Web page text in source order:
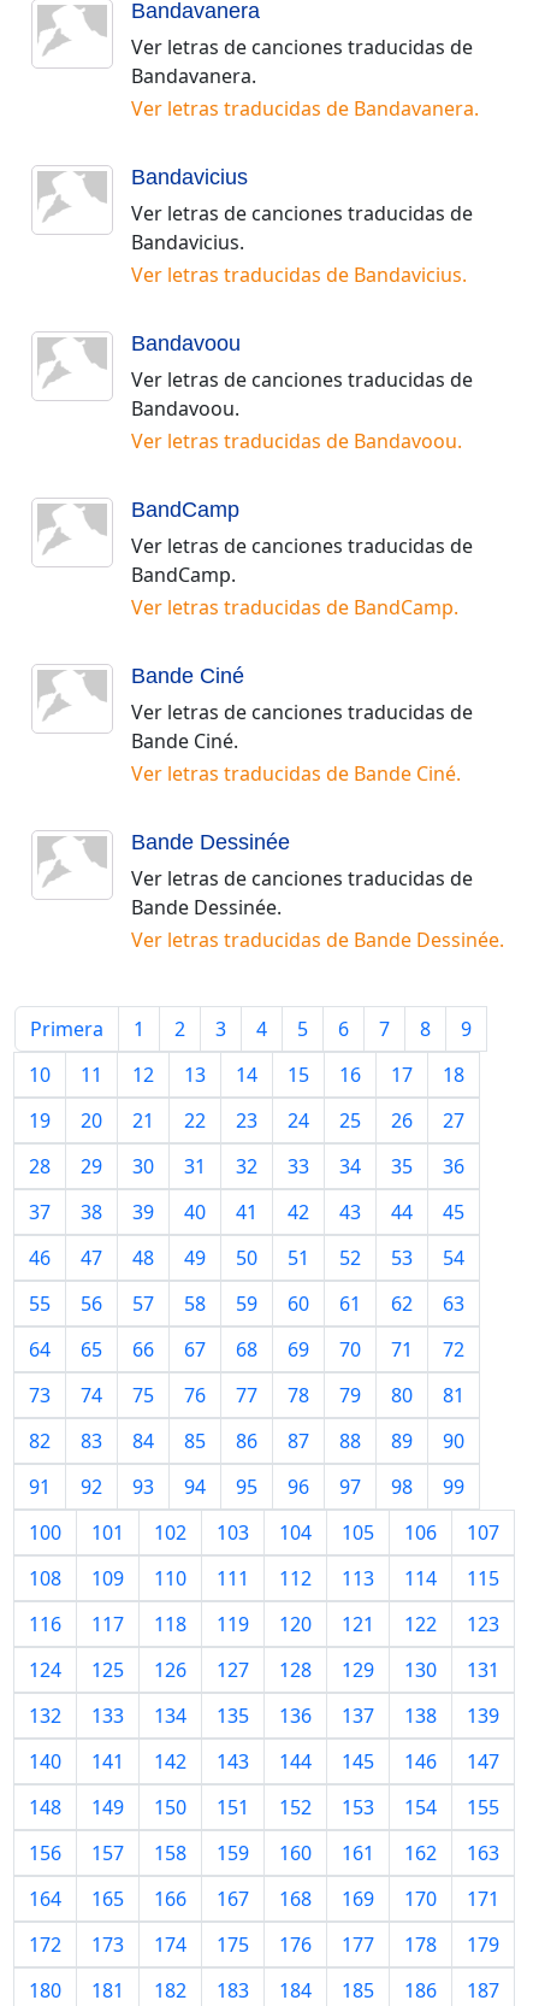
Bandavanera
Ver letras de canciones traducidas de
Bandavanera.
Ver letras traducidas de Bandavanera.
Bandavicius
Ver letras de canciones traducidas de
Bandavicius.
Ver letras traducidas de Bandavicius.
Bandavoou
Ver letras de canciones traducidas de
Bandavoou.
Ver letras traducidas de Bandavoou.
BandCamp
Ver letras de canciones traducidas de
BandCamp.
Ver letras traducidas de BandCamp.
Bande Ciné
Ver letras de canciones traducidas de
Bande Ciné.
Ver letras traducidas de Bande Ciné.
Bande Dessinée
Ver letras de canciones traducidas de
Bande Dessinée.
Ver letras traducidas de Bande Dessinée.
Primera 1 2 3 4 5 6 7 8
9
10
11 12 13 14 15 16 17
18
19
20 21 22 23 24 25 26
27
28
29 30 31 32 33 34 35
36
37
38 39 40 41 42 43 44
45
46
47 48 49 50 51 52 53
54
55
56 57 58 59 60 61 62
63
64
65 66 67 68 69 70 71
72
73
74 75 76 77 78 79 80
81
82
83 84 85 86 87 88 89
90
91
92 93 94 95 96 97 98
99
100
101 102 103 104 105 106
107
108
109 110 111 112 113 114
115
116
117 118 119 120 121 122
123
124
125 126 127 128 129 130
131
132
133 134 135 136 137 138
139
140
141 142 143 144 145 146
147
148
149 150 151 152 153 154
155
156
157 158 159 160 161 162
163
164
165 166 167 168 169 170
171
172
173 174 175 176 177 178
179
180
181 182 183 184 185 186
187